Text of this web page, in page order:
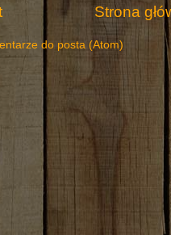
Strona
do posta (Atom)